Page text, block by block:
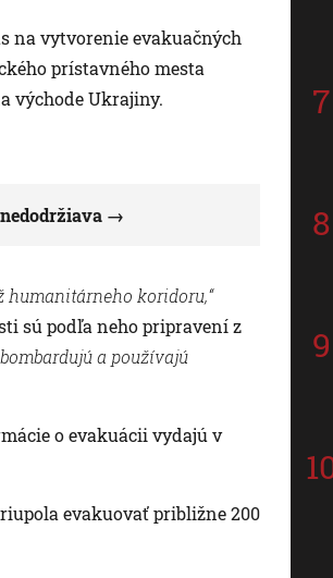
na vytvorenie evakuačných
prístavného mesta
východe Ukrajiny.
humanitárneho koridoru,“
sú podľa neho pripravení z
a používajú
o evakuácii vydajú v
evakuovať približne 200